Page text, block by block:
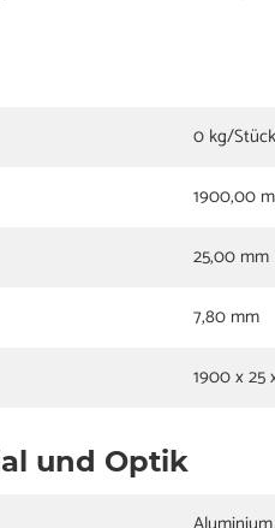
0 kg/Stück
1900,00
25,00 mm
7,80 mm
1900 x 25
und Optik